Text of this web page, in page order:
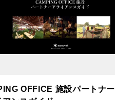
OFFICE 施設パートナー